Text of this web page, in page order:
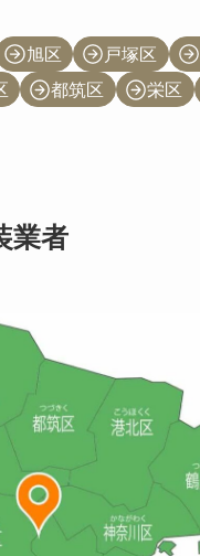
旭区 戸塚区
都筑区 栄区
業者